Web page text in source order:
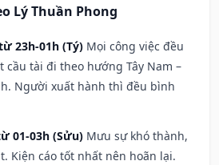
Lý Thuần Phong
23h-01h (Tý) Mọi công việc đều
tài đi theo hướng Tây Nam –
Người xuất hành thì đều bình
01-03h (Sửu) Mưu sự khó thành,
Kiện cáo tốt nhất nên hoãn lại.